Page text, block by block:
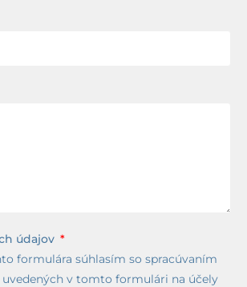
údajov
formulára súhlasím so spracúvaním
v tomto formulári na účely